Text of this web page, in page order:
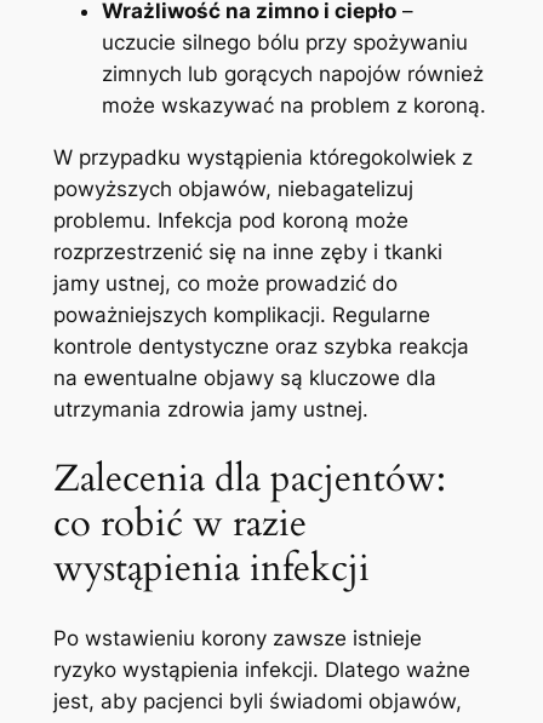
Wrażliwość na zimno i ciepło–
uczucie⁣ silnego bólu przy spożywaniu
zimnych⁤ lub gorących⁣ napojów również‍
może wskazywać na problem z koroną.
W przypadku wystąpienia któregokolwiek z
powyższych objawów, niebagatelizuj
problemu. Infekcja pod koroną⁣ może
rozprzestrzenić się na ‍inne zęby i ‌tkanki
jamy ustnej, co może prowadzić do
poważniejszych komplikacji. Regularne
kontrole dentystyczne oraz szybka reakcja
na ewentualne objawy są kluczowe dla
utrzymania zdrowia jamy ustnej.
Zalecenia dla pacjentów:
co robić w razie
wystąpienia‌ infekcji
Po wstawieniu korony zawsze istnieje
ryzyko wystąpienia infekcji. Dlatego ważne
jest, aby pacjenci byli świadomi objawów,